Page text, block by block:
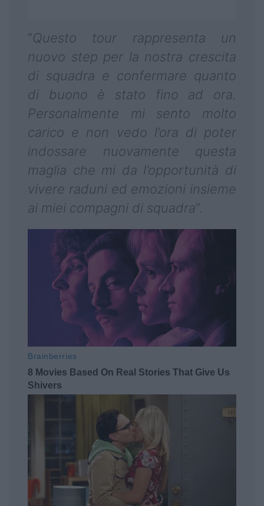
“Questo tour rappresenta un
nuovo step per la nostra crescita
di squadra e confermare quanto
di buono è stato fino ad ora.
Personalmente mi sento molto
carico e non vedo l’ora di poter
indossare nuovamente questa
maglia che mi da l’opportunità di
vivere raduni ed emozioni insieme
ai miei compagni di squadra”.